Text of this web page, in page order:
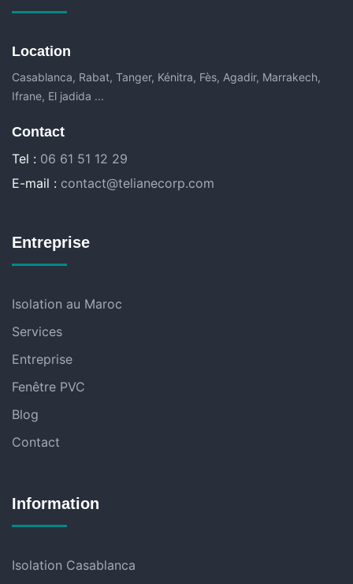
Location
Casablanca, Rabat, Tanger, Kénitra, Fès, Agadir, Marrakech,
Ifrane, El jadida ...
Contact
Tel : 06 61 51 12 29
E-mail : contact@telianecorp.com
Entreprise
Isolation au Maroc
Services
Entreprise
Fenêtre PVC
Blog
Contact
Information
Isolation Casablanca